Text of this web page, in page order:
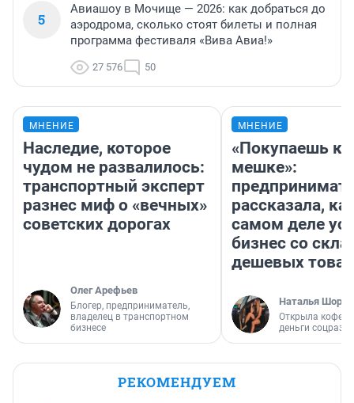
5
Авиашоу в Мочище — 2026: как добраться до
аэродрома, сколько стоят билеты и полная
программа фестиваля «Вива Авиа!»
27 576 50
МНЕНИЕ
Наследие, которое
чудом не развалилось:
транспортный эксперт
разнес миф о «вечных»
советских дорогах
Олег Арефьев
Блогер, предприниматель,
владелец в транспортном
бизнесе
МНЕНИЕ
«Покупаешь
мешке»:
рассказала,
самом деле
бизнес со
дешевых
Наталья
Открыла
деньги
РЕКОМЕНДУЕМ